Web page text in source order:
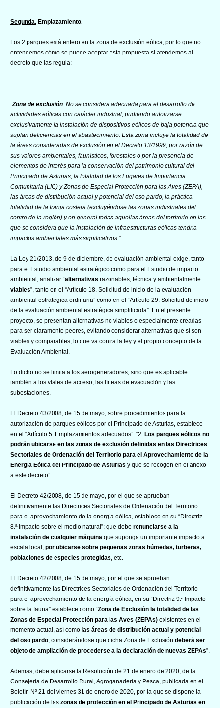
Segunda. Emplazamiento.
Los 2 parques está entero en la zona de exclusión eólica, por lo que no
entendemos cómo se puede aceptar esta propuesta si atendemos al
decreto que las regula:
“Zona de exclusión . No se considera adecuada para el desarrollo de
actividades eólicas con carácter industrial, pudiendo autorizarse
exclusivamente la instalación de dispositivos eólicos de baja potencia que
suplan deficiencias en el abastecimiento. Esta zona incluye la totalidad de
la áreas consideradas de exclusión en el Decreto 13/1999, por razón de
sus valores ambientales, faunísticos, forestales o por la presencia de
elementos de interés para la conservación del patrimonio cultural del
Principado de Asturias, la totalidad de los Lugares de Importancia
Comunitaria (LIC) y Zonas de Especial Protección para las Aves (ZEPA),
las áreas de distribución actual y potencial del oso pardo, la práctica
totalidad de la franja costera (excluyéndose las zonas industriales del
centro de la región) y en general todas aquellas áreas del territorio en las
que se considera que la instalación de infraestructuras eólicas tendría
impactos ambientales más significativos.”
La Ley 21/2013, de 9 de diciembre, de evaluación ambiental exige, tanto
para el Estudio ambiental estratégico como para el Estudio de impacto
ambiental, analizar “alternativas razonables, técnica y ambientalmente
viables”, tanto en el “Artículo 18. Solicitud de inicio de la evaluación
ambiental estratégica ordinaria” como en el “Artículo 29. Solicitud de inicio
de la evaluación ambiental estratégica simplificada”. En el presente
proyecto, se presentan alternativas no viables o especialmente creadas
para ser claramente peores, evitando considerar alternativas que sí son
viables y comparables, lo que va contra la ley y el propio concepto de la
Evaluación Ambiental.
Lo dicho no se limita a los aerogeneradores, sino que es aplicable
también a los viales de acceso, las líneas de evacuación y las
subestaciones.
El Decreto 43/2008, de 15 de mayo, sobre procedimientos para la
autorización de parques eólicos por el Principado de Asturias, establece
en el “Artículo 5. Emplazamientos adecuados”: “2. Los parques eólicos no
podrán ubicarse en las zonas de exclusión definidas en las Directrices
Sectoriales de Ordenación del Territorio para el Aprovechamiento de la
Energía Eólica del Principado de Asturias y que se recogen en el anexo
a este decreto”.
El Decreto 42/2008, de 15 de mayo, por el que se aprueban
definitivamente las Directrices Sectoriales de Ordenación del Territorio
para el aprovechamiento de la energía eólica, establece en su “Directriz
8.ª Impacto sobre el medio natural”: que debe renunciarse a la
instalación de cualquier máquina que suponga un importante impacto a
escala local, por ubicarse sobre pequeñas zonas húmedas, turberas,
poblaciones de especies protegidas , etc.
El Decreto 42/2008, de 15 de mayo, por el que se aprueban
definitivamente las Directrices Sectoriales de Ordenación del Territorio
para el aprovechamiento de la energía eólica, en su “Directriz 9.ª Impacto
sobre la fauna” establece como “Zona de Exclusión la totalidad de las
Zonas de Especial Protección para las Aves (ZEPAs) existentes en el
momento actual, así como las áreas de distribución actual y potencial
del oso pardo , considerándose que dicha Zona de Exclusión deberá ser
objeto de ampliación de procederse a la declaración de nuevas ZEPAs”.
Además, debe aplicarse la Resolución de 21 de enero de 2020, de la
Consejería de Desarrollo Rural, Agroganadería y Pesca, publicada en el
Boletín Nº 21 del viernes 31 de enero de 2020, por la que se dispone la
publicación de las zonas de protección en el Principado de Asturias en